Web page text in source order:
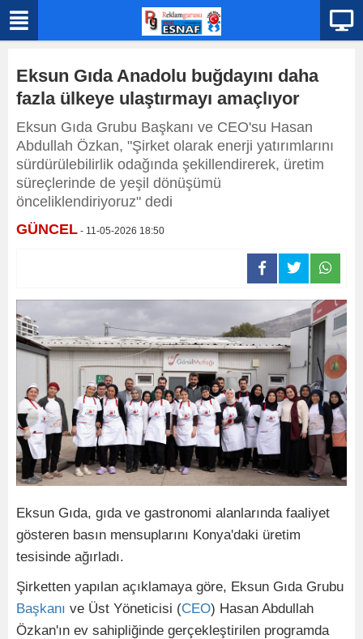
Eksun Gıda Anadolu buğdayını daha
fazla ülkeye ulaştırmayı amaçlıyor
Eksun Gıda Grubu Başkanı ve CEO'su Hasan
Abdullah Özkan, "Şirket olarak enerji yatırımlarını
sürdürülebilirlik odağında şekillendirerek, üretim
süreçlerinde de yeşil dönüşümü
önceliklendiriyoruz" dedi
GÜNCEL - 11-05-2026 18:50
Eksun Gıda, gıda ve gastronomi alanlarında faaliyet
gösteren basın mensuplarını Konya'daki üretim
tesisinde ağırladı.
Şirketten yapılan açıklamaya göre, Eksun Gıda Grubu
Başkanı ve Üst Yöneticisi (CEO) Hasan Abdullah
Özkan'ın ev sahipliğinde gerçekleştirilen programda